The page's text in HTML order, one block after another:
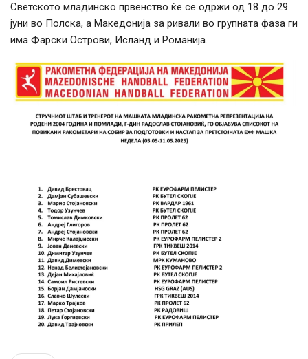
Светското младинско првенство ќе се одржи од 18 до 29
јуни во Полска, а Македонија за ривали во групната фаза ги
има Фарски Острови, Исланд и Романија.